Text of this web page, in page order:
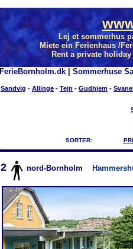
Lej et sommerhus
Miete ein Ferienhaus /
Rent a private
FerieBornholm.dk | Sommerhuse
Sandvig - Allinge - Tejn - Gudhjem -
SORTER:
2 nord-Bornholm